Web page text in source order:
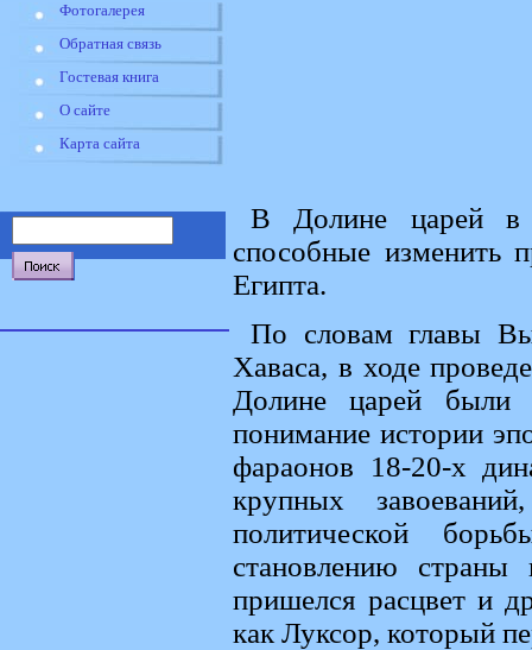
Фотогалерея
Обратная связь
Гостевая книга
О сайте
Карта сайта
В Долине царей в
способные изменить
Египта.
По словам главы
Хаваса, в ходе
Долине царей были
понимание истории
фараонов 18-20-х
крупных
политической
становлению
пришелся расцвет и
как Луксор, который